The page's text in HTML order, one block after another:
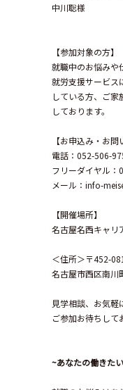
中川聡様
【参加対象の方】
就職中のお悩み
就労支援サービス
している方、ご
しております。
【お申込み・お問
電話：052-506-
フリーダイヤル
メール：info-
【開催場所】
名古屋名西キャリ
＜住所＞〒452-
名古屋市西区南川
見学相談、お気軽
ご参加お待ちして
~あなたの働きた